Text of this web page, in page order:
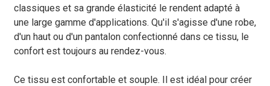
classiques et sa grande élasticité le rendent adapté à
une large gamme d'applications. Qu'il s'agisse d'une robe,
d'un haut ou d'un pantalon confectionné dans ce tissu, le
confort est toujours au rendez-vous.
Ce tissu est confortable et souple. Il est idéal pour créer